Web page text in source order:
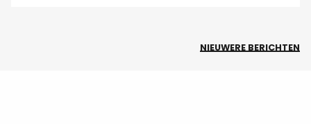
NIEUWERE BERICHTEN